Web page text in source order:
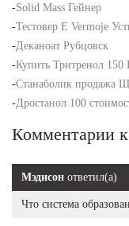
-Solid Mass Гейнер
-Тестовер Е Vermoje
-Деканоат Рубцовск
-Купить Тритренол 150
-Станаболик продажа
-Дростанол 100
Комментарии
Мэдисон ответил(а)
Что система